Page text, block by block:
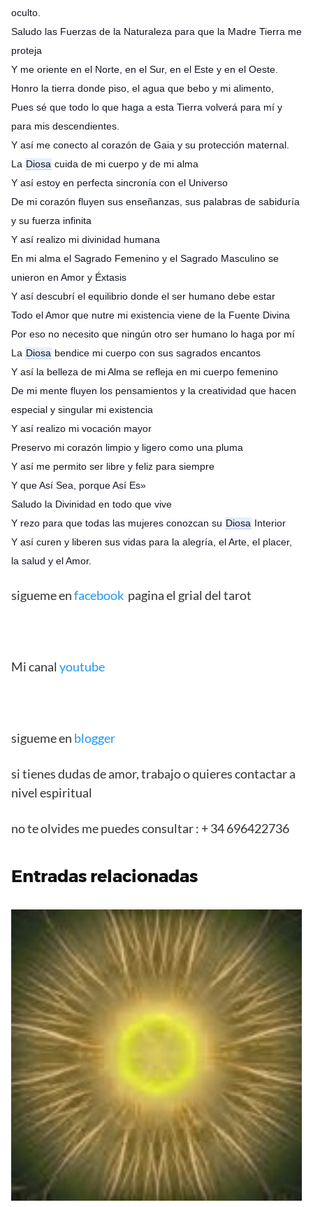
oculto.
Saludo las Fuerzas de la Naturaleza para que la Madre Tierra me
proteja
Y me oriente en el Norte, en el Sur, en el Este y en el Oeste.
Honro la tierra donde piso, el agua que bebo y mi alimento,
Pues sé que todo lo que haga a esta Tierra volverá para mí y
para mis descendientes.
Y así me conecto al corazón de Gaia y su protección maternal.
La Diosa cuida de mi cuerpo y de mi alma
Y así estoy en perfecta sincronía con el Universo
De mi corazón fluyen sus enseñanzas, sus palabras de sabiduría
y su fuerza infinita
Y así realizo mi divinidad humana
En mi alma el Sagrado Femenino y el Sagrado Masculino se
unieron en Amor y Éxtasis
Y así descubrí el equilibrio donde el ser humano debe estar
Todo el Amor que nutre mi existencia viene de la Fuente Divina
Por eso no necesito que ningún otro ser humano lo haga por mí
La Diosa bendice mi cuerpo con sus sagrados encantos
Y así la belleza de mi Alma se refleja en mi cuerpo femenino
De mi mente fluyen los pensamientos y la creatividad que hacen
especial y singular mi existencia
Y así realizo mi vocación mayor
Preservo mi corazón limpio y ligero como una pluma
Y así me permito ser libre y feliz para siempre
Y que Así Sea, porque Así Es»
Saludo la Divinidad en todo que vive
Y rezo para que todas las mujeres conozcan su Diosa Interior
Y así curen y liberen sus vidas para la alegría, el Arte, el placer,
la salud y el Amor.
sigueme enfacebook pagina el grial del tarot
Mi canal youtube
sigueme en blogger
si tienes dudas de amor, trabajo o quieres contactar a
nivel espiritual
no te olvides me puedes consultar : + 34 696422736
Entradas relacionadas